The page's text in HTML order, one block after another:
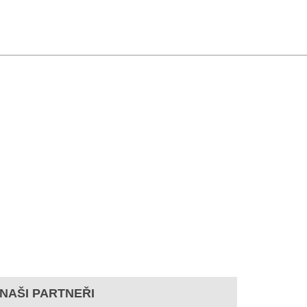
NAŠI PARTNEŘI